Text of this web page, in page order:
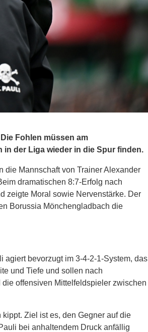
Fohlen müssen am
in der Liga wieder in die Spur finden.
die Mannschaft von Trainer Alexander
dramatischen 8:7-Erfolg nach
zeigte Moral sowie Nervenstärke. Der
Borussia Mönchengladbach die
agiert bevorzugt im 3-4-2-1-System, das
und Tiefe und sollen nach
offensiven Mittelfeldspieler zwischen
Ziel ist es, den Gegner auf die
bei anhaltendem Druck anfällig